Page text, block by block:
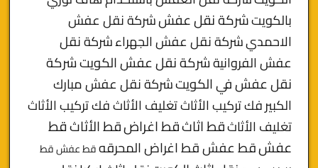
بالكويتشركة نقل عفششركة نقل عفش
الاحمديشركة نقل عفش الجهراءشركة نقل
عفش الفروانيةشركة نقل عفش الكويتشركة
نقل عفش في الكويتشركة نقل عفش مبارك
الكبيرفك تركيب الأثاث تغليف الأثاث فك تركيب الأثاث
تغليف الأثاثقط اثاثقط اغراضقط الأثاثقط
عفشقط عفش قط اغراض المحرقهقط عفش قط